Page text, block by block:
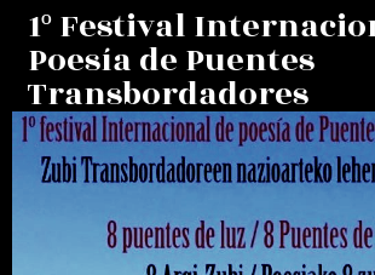
1º Festival
Poesía de Puentes
Transbordadores